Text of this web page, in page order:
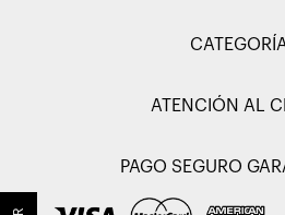
ATENCIÓN AL
PAGO SEGURO